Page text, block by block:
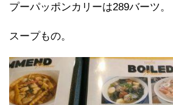
プーパッポンカリーは289バーツ。
スープもの。